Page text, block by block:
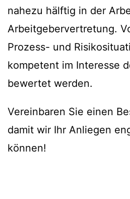
nahezu hälftig in der
Arbeitgebervertretung.
Prozess- und
kompetent im Interesse
bewertet werden.
Vereinbaren Sie einen
damit wir Ihr Anliegen
können!